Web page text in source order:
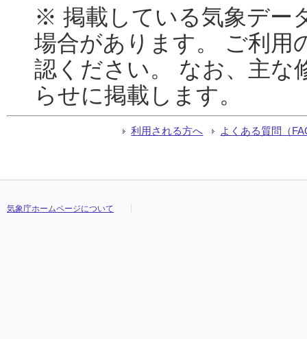
※ 掲載している気象デー
場合があります。 ご利用
認ください。 なお、主な
らせに掲載します。
利用される方へ よくある質問（
気象庁ホームページについて